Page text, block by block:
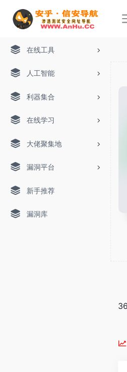
在线工具
人工智能
利器集合
在线学习
大佬聚集地
漏洞平台
新手推荐
漏洞库